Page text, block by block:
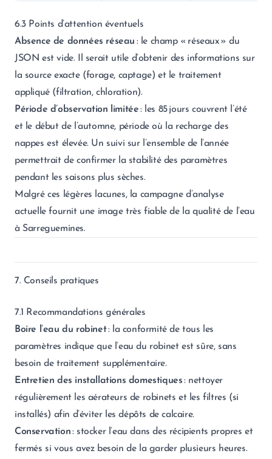
6.3 Points d’attention éventuels
Absence de données réseau : le champ « réseaux » du
JSON est vide. Il serait utile d’obtenir des informations sur
la source exacte (forage, captage) et le traitement
appliqué (filtration, chloration).
Période d’observation limitée: les 85 jours couvrent l’été
et le début de l’automne, période où la recharge des
nappes est élevée. Un suivi sur l’ensemble de l’année
permettrait de confirmer la stabilité des paramètres
pendant les saisons plus sèches.
Malgré ces légères lacunes, la campagne d’analyse
actuelle fournit une image très fiable de la qualité de l’eau
à Sarreguemines.
7. Conseils pratiques
7.1 Recommandations générales
Boire l’eau du robinet: la conformité de tous les
paramètres indique que l’eau du robinet est sûre, sans
besoin de traitement supplémentaire.
Entretien des installations domestiques: nettoyer
régulièrement les aérateurs de robinets et les filtres (si
installés) afin d’éviter les dépôts de calcaire.
Conservation: stocker l’eau dans des récipients propres et
fermés si vous avez besoin de la garder plusieurs heures.